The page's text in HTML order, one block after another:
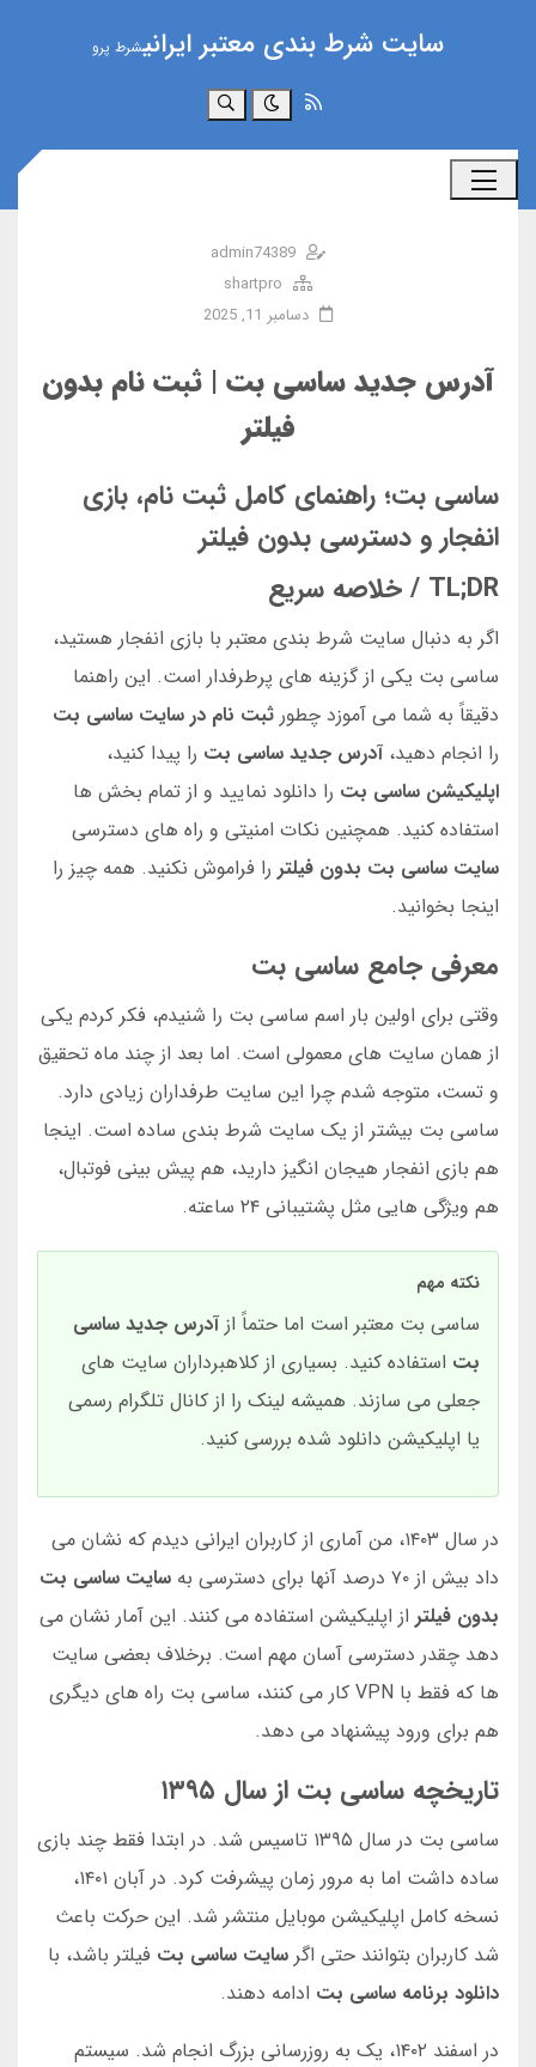
سایت شرط بندی معتبر ایرانیشرط پرو
جستجو
admin74389
shartpro
دسامبر 11, 2025
آدرس جدید ساسی بت | ثبت نام بدون
فیلتر
ساسی بت؛ راهنمای کامل ثبت نام، بازی
انفجار و دسترسی بدون فیلتر
TL;DR / خلاصه سریع
اگر به دنبال سایت شرط بندی معتبر با بازی انفجار هستید،
ساسی بت یکی از گزینه های پرطرفدار است. این راهنما
دقیقاً به شما می آموزد چطور ثبت نام در سایت ساسی بت
را انجام دهید، آدرس جدید ساسی بت را پیدا کنید،
اپلیکیشن ساسی بت را دانلود نمایید و از تمام بخش ها
استفاده کنید. همچنین نکات امنیتی و راه های دسترسی
سایت ساسی بت بدون فیلتر را فراموش نکنید. همه چیز را
اینجا بخوانید.
معرفی جامع ساسی بت
وقتی برای اولین بار اسم ساسی بت را شنیدم، فکر کردم یکی
از همان سایت های معمولی است. اما بعد از چند ماه تحقیق
و تست، متوجه شدم چرا این سایت طرفداران زیادی دارد.
ساسی بت بیشتر از یک سایت شرط بندی ساده است. اینجا
هم بازی انفجار هیجان انگیز دارید، هم پیش بینی فوتبال،
هم ویژگی هایی مثل پشتیبانی ۲۴ ساعته.
نکته مهم
ساسی بت معتبر است اما حتماً از آدرس جدید ساسی
بت استفاده کنید. بسیاری از کلاهبرداران سایت های
جعلی می سازند. همیشه لینک را از کانال تلگرام رسمی
یا اپلیکیشن دانلود شده بررسی کنید.
در سال ۱۴۰۳، من آماری از کاربران ایرانی دیدم که نشان می
داد بیش از ۷۰ درصد آنها برای دسترسی به
سایت ساسی بت
بدون فیلتر از اپلیکیشن استفاده می کنند. این آمار نشان می
دهد چقدر دسترسی آسان مهم است. برخلاف بعضی سایت
ها که فقط با VPN کار می کنند، ساسی بت راه های دیگری
هم برای ورود پیشنهاد می دهد.
تاریخچه ساسی بت از سال ۱۳۹۵
ساسی بت در سال ۱۳۹۵ تاسیس شد. در ابتدا فقط چند بازی
ساده داشت اما به مرور زمان پیشرفت کرد. در آبان ۱۴۰۱،
نسخه کامل اپلیکیشن موبایل منتشر شد. این حرکت باعث
شد کاربران بتوانند حتی اگر سایت ساسی بت فیلتر باشد، با
دانلود برنامه ساسی بت ادامه دهند.
در اسفند ۱۴۰۲، یک به روزرسانی بزرگ انجام شد. سیستم